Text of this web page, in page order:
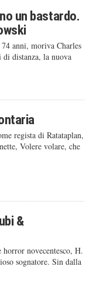
un bastardo.
anni, moriva Charles
distanza, la nuova
regista di Ratataplan,
Volere volare, che
&
novecentesco, H.
sognatore. Sin dalla